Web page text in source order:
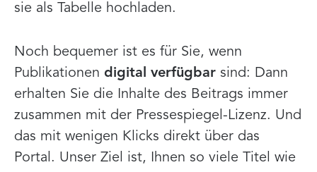
sie als Tabelle hochladen.
Noch bequemer ist es für Sie, wenn
Publikationen digital verfügbar sind: Dann
erhalten Sie die Inhalte des Beitrags immer
zusammen mit der Pressespiegel-Lizenz. Und
das mit wenigen Klicks direkt über das
Portal. Unser Ziel ist, Ihnen so viele Titel wie